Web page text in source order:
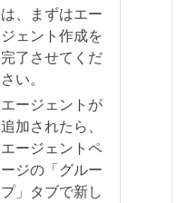
は、まずはエー
ジェント作成を
完了させてくだ
さい。
エージェントが
追加されたら、
エージェントペ
ージの「グルー
プ」タブで新し